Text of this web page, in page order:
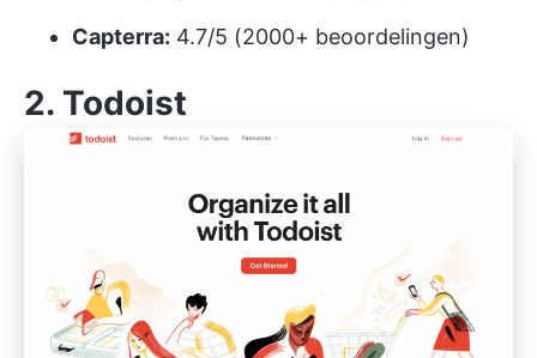
Capterra: 4.7/5 (2000+ beoordelingen)
2. Todoist